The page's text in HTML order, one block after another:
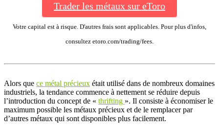
Trader les métaux sur eToro
Votre capital est à risque. D'autres frais sont applicables. Pour plus d'infos,
consultez etoro.com/trading/fees.
Alors que ce métal précieux était utilisé dans de nombreux domaines
industriels, la tendance commence à nettement se réduire depuis
l’introduction du concept de « thrifting ». Il consiste à économiser le
maximum possible les métaux précieux et de le remplacer par
d’autres métaux qui sont disponibles plus facilement.